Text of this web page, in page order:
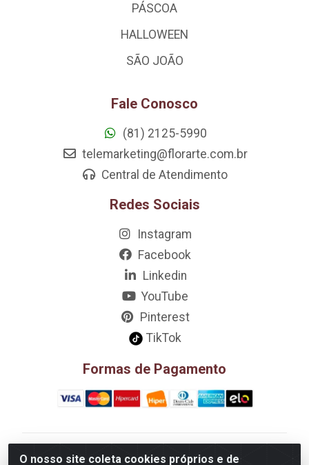
O nosso site coleta cookies próprios e de
PÁSCOA
HALLOWEEN
SÃO JOÃO
Fale Conosco
(81) 2125-5990
telemarketing@florarte.com.br
Central de Atendimento
Redes Sociais
Instagram
Facebook
Linkedin
YouTube
Pinterest
TikTok
Formas de Pagamento
D&A Decoração e Ambientação LTDA - Rua Riachão,